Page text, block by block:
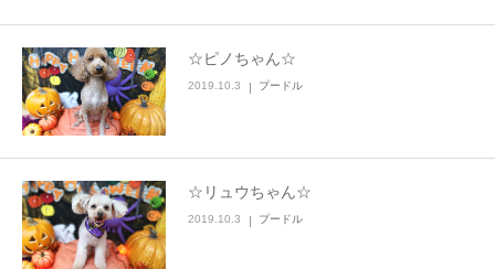
☆ピノちゃん☆
2019.10.3 プードル
☆リュウちゃん☆
2019.10.3 プードル